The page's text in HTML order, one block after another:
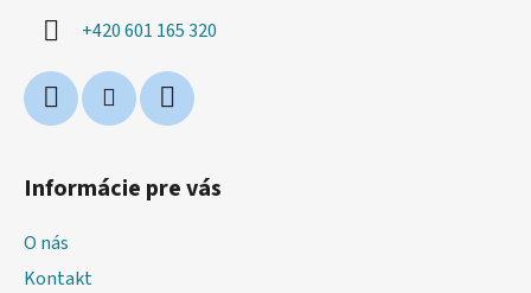
+420 601 165 320
Informácie pre vás
O nás
Kontakt